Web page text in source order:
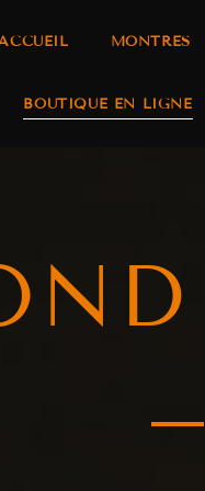
MONTRES
BOUTIQUE EN LIGNE